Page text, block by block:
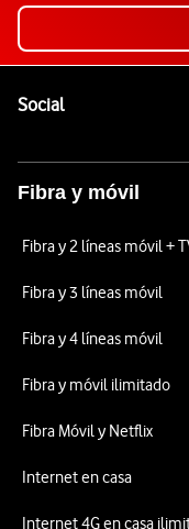
SocialEnlaces a las
Fibra y móvil
Fibra y 2 líneas móvil +
Fibra y 3 líneas móvil
Fibra y 4 líneas móvil
Fibra y móvil ilimitado
Fibra Móvil y Netflix
Internet en casa
Internet 4G en casa